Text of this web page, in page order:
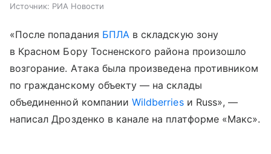
Источник: РИА Новости
«После попадания БПЛА в складскую зону
в Красном Бору Тосненского района произошло
возгорание. Атака была произведена противником
по гражданскому объекту — на склады
объединенной компанииWildberriesи Russ», —
написал Дрозденко в канале на платформе «Макс».